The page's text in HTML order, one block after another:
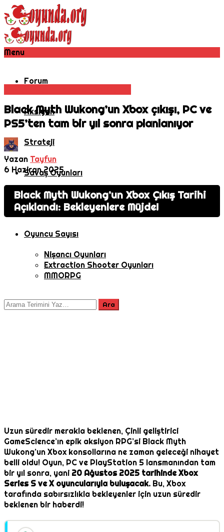
Menu
Forum
Aksiyon
Strateji
Savaş Oyunları
MMORPG
Oyuncu Sayısı
Nişancı Oyunları
Extraction Shooter Oyunları
MMORPG
Black Myth Wukong’un Xbox çıkışı, PC ve
PS5’ten tam bir yıl sonra planlanıyor
Yazan Tayfun
6 Haziran 2025
Black Myth Wukong’un Xbox Çıkış Tarihi
Açıklandı: Bekleyenlere Müjde!
Uzun süredir merakla beklenen, Çinli geliştirici
GameScience’ın epik aksiyon RPG’si Black Myth
Wukong’un Xbox konsollarına ne zaman geleceği nihayet
belli oldu! Oyun, PC ve PlayStation 5 lansmanından tam
bir yıl sonra, yani 20 Ağustos 2025 tarihinde Xbox
Series S ve X oyuncularıyla buluşacak. Bu, Xbox
tarafında sabırsızlıkla bekleyenler için uzun süredir
beklenen bir haberdi!